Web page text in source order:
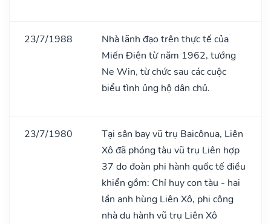
23/7/1988
Nhà lãnh đạo trên thực tế của
Miến Điện từ năm 1962, tướng
Ne Win, từ chức sau các cuộc
biểu tình ủng hộ dân chủ.
23/7/1980
Tại sân bay vũ trụ Baicônua, Liên
Xô đã phóng tàu vũ trụ Liên hợp
37 do đoàn phi hành quốc tế điều
khiển gồm: Chỉ huy con tàu - hai
lần anh hùng Liên Xô, phi công
nhà du hành vũ trụ Liên Xô